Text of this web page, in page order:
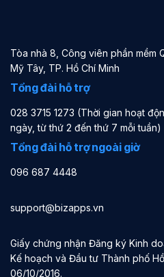
Tòa nhà 8, Công viên phần mềm
Mỹ Tây, TP. Hồ Chí Minh
Tổng đài hỗ trợ
028 3715 1273 (Thời gian hoạt
ngày, từ thứ 2 đến thứ 7 mỗi tuần)
Tổng đài hỗ trợ ngoài giờ
096 687 4448
support@bizapps.vn
Giấy chứng nhận Đăng ký Kinh
Kế hoạch và Đầu tư Thành phố
06/10/2016.